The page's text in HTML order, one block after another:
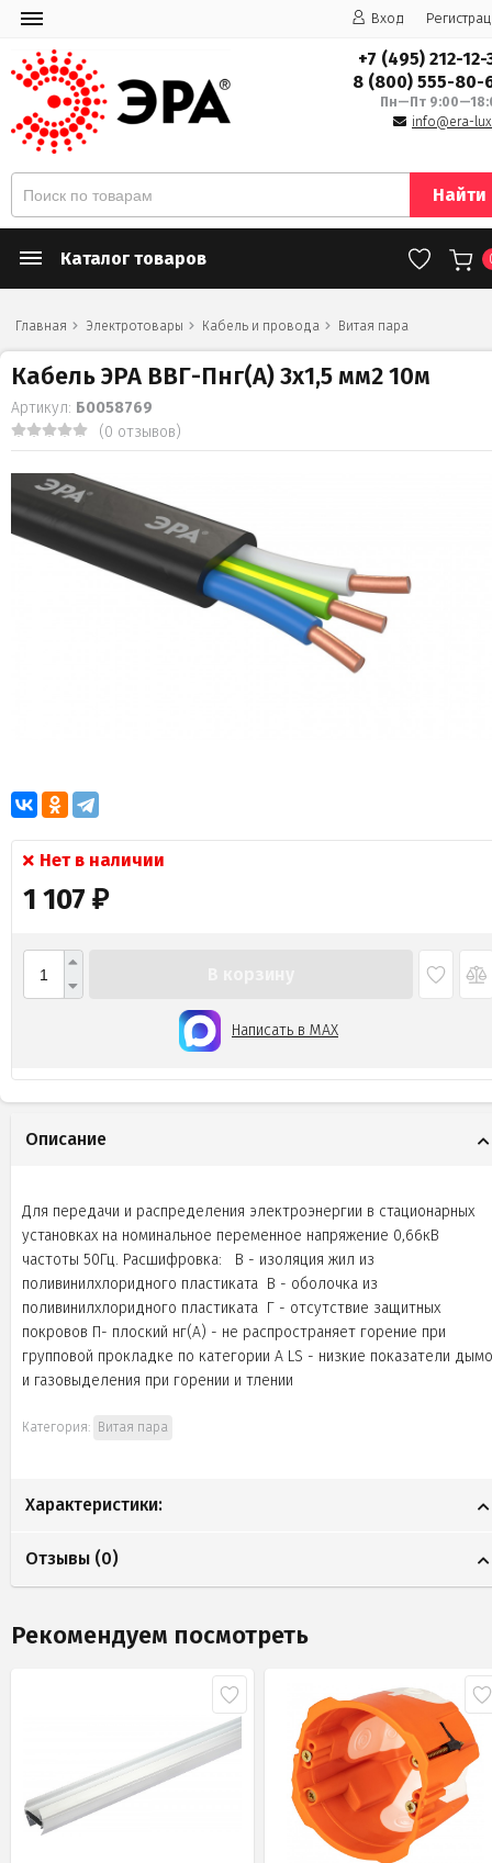
Вход
+7 (495) 212-12-
8 (800) 555-80-
Пн—Пт
info@era-
Найти
Каталог товаров
Главная Электротовары Кабель и провода Витая пара
Кабель ЭРА ВВГ-Пнг(А) 3х1,5 мм2 10м
Артикул: Б0058769
(0 отзывов)
Нет в наличии
1 107 ₽
Написать в MAX
Описание
Для передачи и распределения электроэнергии в стационарных
установках на номинальное переменное напряжение 0,66кВ
частоты 50Гц. Расшифровка: В - изоляция жил из
поливинилхлоридного пластиката В - оболочка из
поливинилхлоридного пластиката Г - отсутствие защитных
покровов П- плоский нг(А) - не распространяет горение при
групповой прокладке по категории А LS - низкие показатели дымо
и газовыделения при горении и тлении
Категория: Витая пара
Характеристики:
Отзывы (0)
Рекомендуем посмотреть